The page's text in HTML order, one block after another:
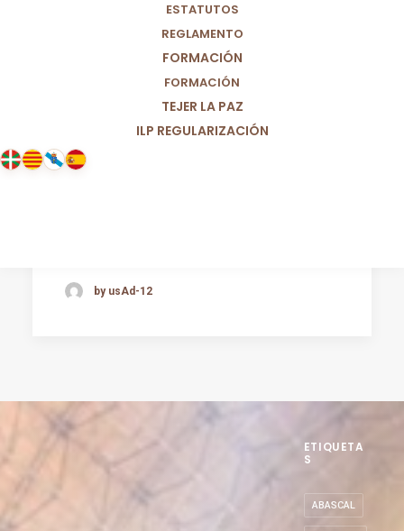
ESTATUTOS
REGLAMENTO
FORMACIÓN
FORMACIÓN
TEJER LA PAZ
ILP REGULARIZACIÓN
by usAd-12
ETIQUETA
S
ABASCAL